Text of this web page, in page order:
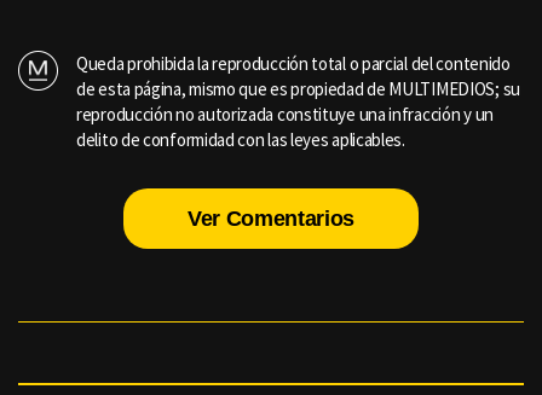
Queda prohibida la reproducción total o parcial del contenido
de esta página, mismo que es propiedad de MULTIMEDIOS; su
reproducción no autorizada constituye una infracción y un
delito de conformidad con las leyes aplicables.
Ver Comentarios